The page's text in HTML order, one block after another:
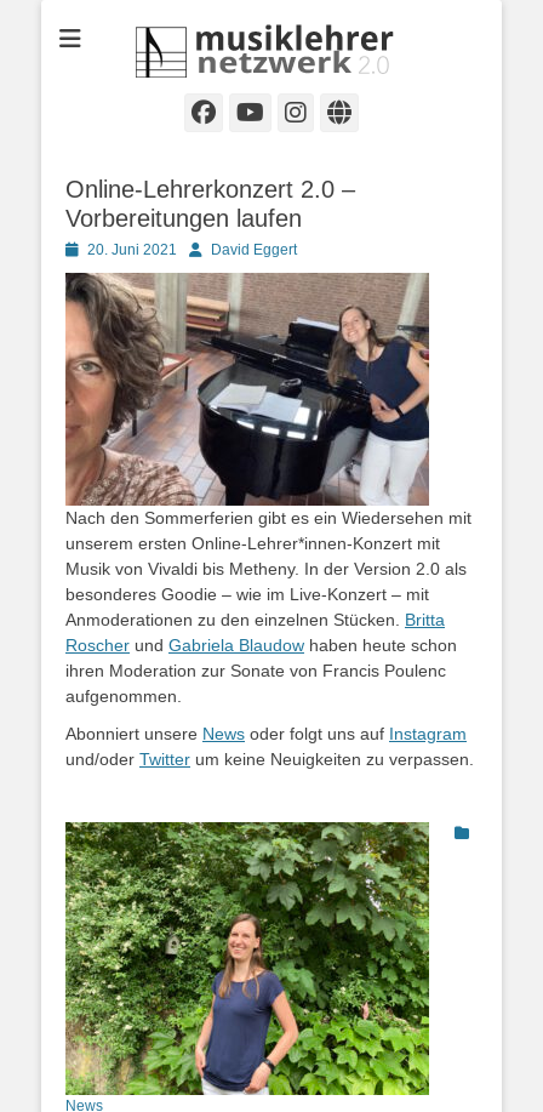
Selbständige Musikpädagoginnen und Musikpädagogen in
Wiesbaden
Facebook
YouTube
Instagram
Website
Online-Lehrerkonzert 2.0 –
Vorbereitungen laufen
Posted
on
20. Juni 2021 AutorDavid Eggert
Nach den Sommerferien gibt es ein Wiedersehen mit
unserem ersten Online-Lehrer*innen-Konzert mit
Musik von Vivaldi bis Metheny. In der Version 2.0 als
besonderes Goodie – wie im Live-Konzert – mit
Anmoderationen zu den einzelnen Stücken. Britta
Roscher und Gabriela Blaudow haben heute schon
ihren Moderation zur Sonate von Francis Poulenc
aufgenommen.
Abonniert unsere News oder folgt uns auf Instagram
und/oder Twitter um keine Neuigkeiten zu verpassen.
Kategorien
News